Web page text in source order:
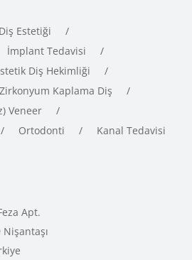
Diş Estetiği
İmplant Tedavisi
Diş Hekimliği
Zirkonyum Kaplama Diş
Veneer
Ortodonti Kanal Tedavisi
Apt.